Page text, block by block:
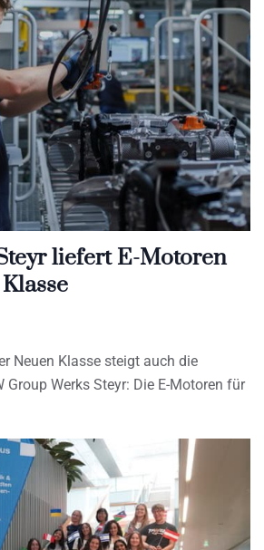
liefert E-Motoren
Neuen Klasse steigt auch die
Group Werks Steyr: Die E-Motoren für